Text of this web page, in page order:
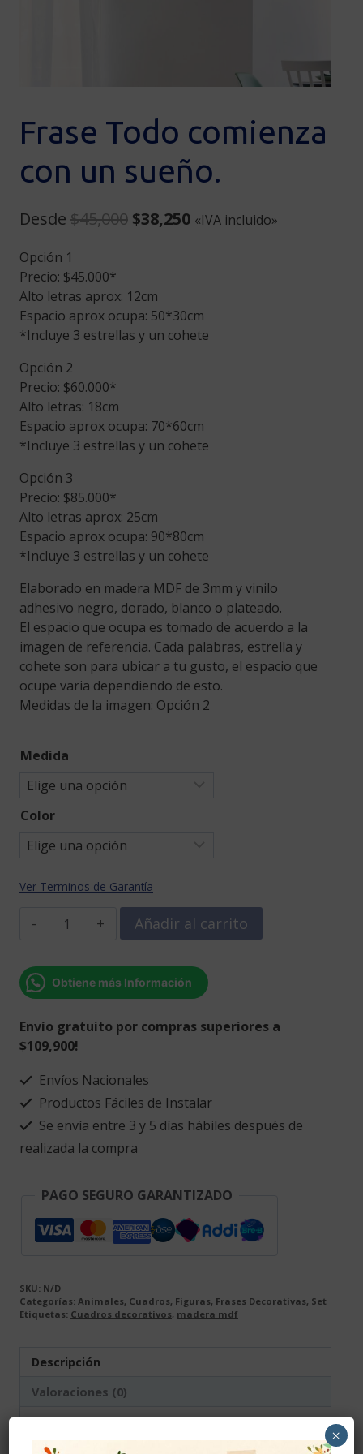
Frase Todo comienza
con un sueño.
Desde $45,000 Original
$45,000.
$38,250Current
«IVA incluido»
Opción 1
Precio: $45.000*
Alto letras aprox: 12cm
Espacio aprox ocupa: 50*30cm
*Incluye 3 estrellas y un cohete
Opción 2
Precio: $60.000*
Alto letras: 18cm
Espacio aprox ocupa: 70*60cm
*Incluye 3 estrellas y un cohete
Opción 3
Precio: $85.000*
Alto letras aprox: 25cm
Espacio aprox ocupa: 90*80cm
*Incluye 3 estrellas y un cohete
Elaborado en madera MDF de 3mm y vinilo
adhesivo negro, dorado, blanco o plateado.
El espacio que ocupa es tomado de acuerdo a la
imagen de referencia. Cada palabras, estrella y
cohete son para ubicar a tu gusto, el espacio que
ocupe varia dependiendo de esto.
Medidas de la imagen: Opción 2
Medida
Color
Ver Terminos de Garantía
Frase
con
un
cantidad
Añadir al carrito
Obtiene más Información
Envío gratuito por compras superiores a
$109,900!
Envíos Nacionales
Productos Fáciles de Instalar
Se envía entre 3 y 5 días hábiles después de
realizada la compra
PAGO SEGURO GARANTIZADO
SKU: N/D
Categorías: Animales, Cuadros, Figuras, Frases Decorativas, Set
Etiquetas: Cuadros decorativos, madera mdf
Descripción
Valoraciones (0)
×